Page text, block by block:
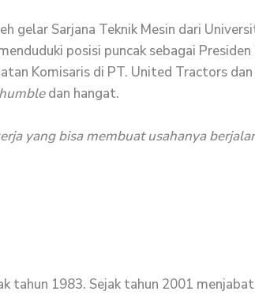
gelar Sarjana Teknik Mesin dari
posisi puncak sebagai
Komisaris di PT. United Tractors
humbledan hangat.
yang bisa membuat usahanya
tahun 1983. Sejak tahun 2001